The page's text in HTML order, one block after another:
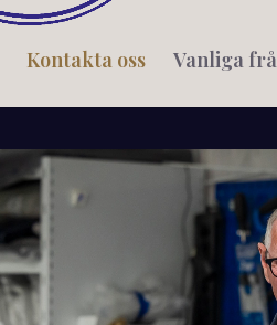
Kontakta oss Vanliga